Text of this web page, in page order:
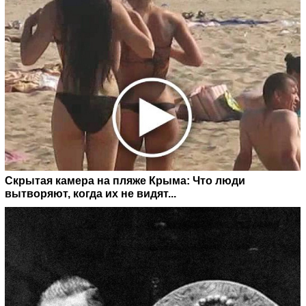
Скрытая камера на пляже Крыма: Что люди
вытворяют, когда их не видят...